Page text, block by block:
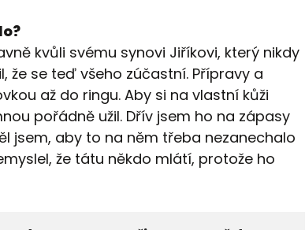
kvůli svému synovi Jiříkovi, který nikdy
že se teď všeho zúčastní. Přípravy a
až do ringu. Aby si na vlastní kůži
pořádně užil. Dřív jsem ho na zápasy
jsem, aby to na něm třeba nezanechalo
že tátu někdo mlátí, protože ho